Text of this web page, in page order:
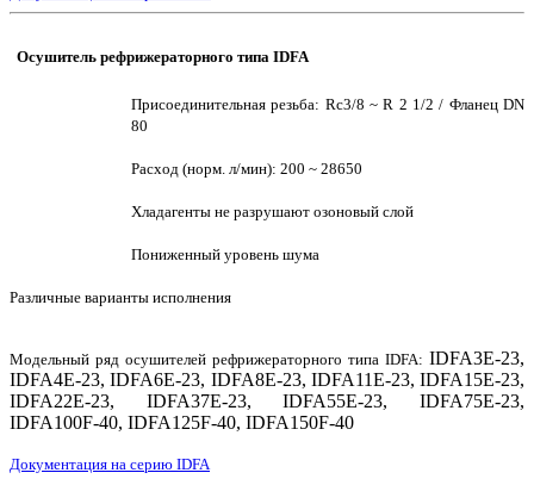
Осушитель рефрижераторного типа IDFA
Присоединительная резьба: Rc3/8 ~ R 2 1/2 / Фланец DN
80
Расход (норм. л/мин): 200 ~ 28650
Хладагенты не разрушают озоновый слой
Пониженный уровень шума
Различные варианты исполнения
Модельный ряд осушителей рефрижераторного типа IDFA: IDFA3E-23,
IDFA4E-23, IDFA6E-23, IDFA8E-23, IDFA11E-23, IDFA15E-23,
IDFA22E-23, IDFA37E-23, IDFA55E-23, IDFA75E-23,
IDFA100F-40, IDFA125F-40, IDFA150F-40
Документация на серию IDFA